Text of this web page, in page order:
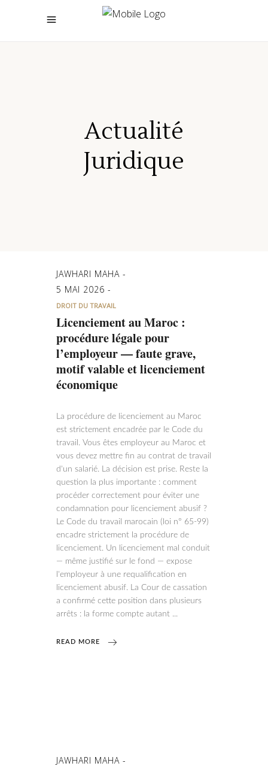
Actualité
Juridique
JAWHARI MAHA
5 MAI 2026
DROIT DU TRAVAIL
Licenciement au Maroc :
procédure légale pour
l’employeur — faute grave,
motif valable et licenciement
économique
La procédure de licenciement au Maroc
est strictement encadrée par le Code du
travail. Vous êtes employeur au Maroc et
vous devez mettre fin au contrat de travail
d'un salarié. La décision est prise. Reste la
question la plus importante : comment
procéder correctement pour éviter une
condamnation pour licenciement abusif ?
Le Code du travail marocain (loi n° 65-99)
encadre strictement la procédure de
licenciement. Un licenciement mal conduit
— même justifié sur le fond — expose
l'employeur à une requalification en
licenciement abusif. La Cour de cassation
a confirmé cette position dans plusieurs
arrêts : la forme compte autant
READ MORE
JAWHARI MAHA